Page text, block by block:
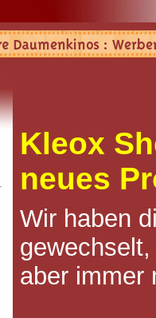
Kleox
neues
Wir haben
aber immer